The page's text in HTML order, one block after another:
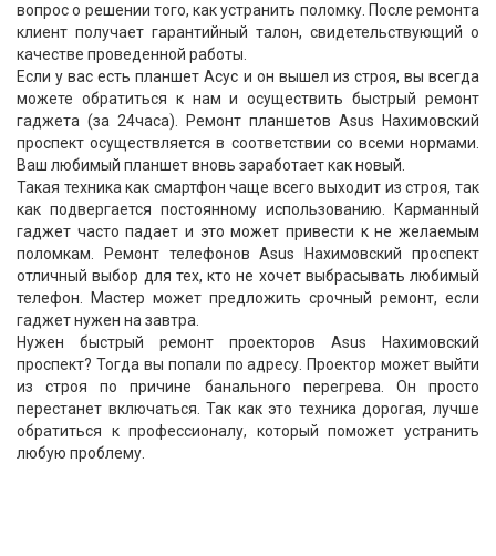
вопрос о решении того, как устранить поломку. После ремонта
клиент получает гарантийный талон, свидетельствующий о
качестве проведенной работы.
Если у вас есть планшет Асус и он вышел из строя, вы всегда
можете обратиться к нам и осуществить быстрый ремонт
гаджета (за 24часа). Ремонт планшетов Asus Нахимовский
проспект осуществляется в соответствии со всеми нормами.
Ваш любимый планшет вновь заработает как новый.
Такая техника как смартфон чаще всего выходит из строя, так
как подвергается постоянному использованию. Карманный
гаджет часто падает и это может привести к не желаемым
поломкам. Ремонт телефонов Asus Нахимовский проспект
отличный выбор для тех, кто не хочет выбрасывать любимый
телефон. Мастер может предложить срочный ремонт, если
гаджет нужен на завтра.
Нужен быстрый ремонт проекторов Asus Нахимовский
проспект? Тогда вы попали по адресу. Проектор может выйти
из строя по причине банального перегрева. Он просто
перестанет включаться. Так как это техника дорогая, лучше
обратиться к профессионалу, который поможет устранить
любую проблему.